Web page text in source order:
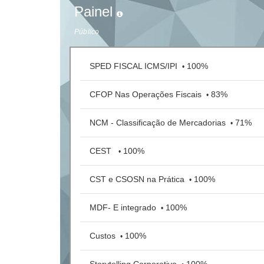
Painel
Público
SPED FISCAL ICMS/IPI • 100%
CFOP Nas Operações Fiscais • 83%
NCM - Classificação de Mercadorias • 71%
CEST ㅤㅤ • 100%
CST e CSOSN na Prática • 100%
MDF- E integrado • 100%
Custos • 100%